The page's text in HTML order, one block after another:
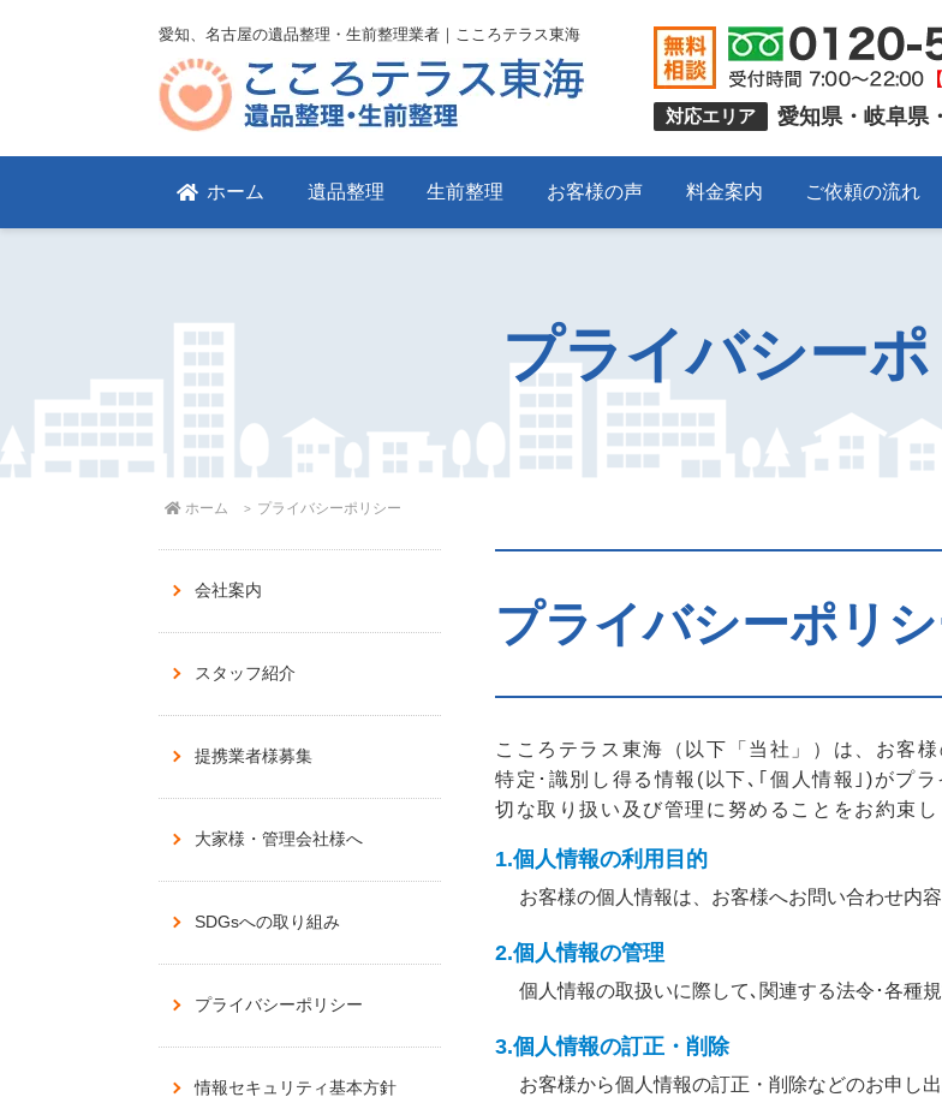
愛知、名古屋の遺品整理・生前整理業者｜こころテラス東海
対応エリア 愛知県・岐阜県
ホーム 遺品整理 生前整理 お客様の声 料金案内 ご依頼の流れ
プライバシー
ホーム プライバシーポリシー
プライバシーポリ
こころテラス東海（以下「当社」）は、お客
特定･識別し得る情報(以下､｢個人情報｣)がプ
切な取り扱い及び管理に努めることをお約束し
1.個人情報の利用目的
お客様の個人情報は、お客様へお問い合わせ内
2.個人情報の管理
個人情報の取扱いに際して､関連する法令･各種
3.個人情報の訂正・削除
お客様から個人情報の訂正・削除などのお申し
会社案内
スタッフ紹介
提携業者様募集
大家様・管理会社様へ
SDGsへの取り組み
プライバシーポリシー
情報セキュリティ基本方針